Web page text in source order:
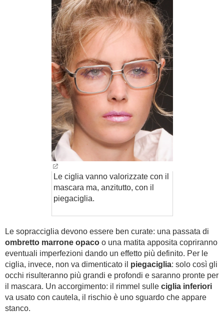
Le ciglia vanno valorizzate con il
mascara ma, anzitutto, con il
piegaciglia.
Le sopracciglia devono essere ben curate: una passata di
ombretto marrone opaco o una matita apposita copriranno
eventuali imperfezioni dando un effetto più definito. Per le
ciglia, invece, non va dimenticato il piegaciglia: solo così gli
occhi risulteranno più grandi e profondi e saranno pronte per
il mascara. Un accorgimento: il rimmel sulle ciglia inferiori
va usato con cautela, il rischio è uno sguardo che appare
stanco.